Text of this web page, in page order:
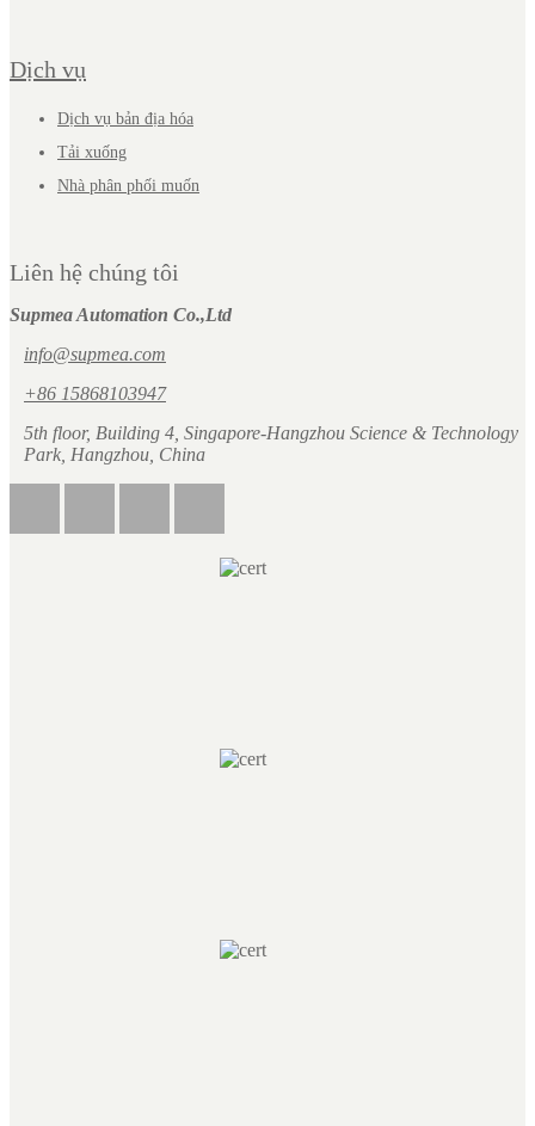
Dịch vụ
Dịch vụ bản địa hóa
Tải xuống
Nhà phân phối muốn
Liên hệ chúng tôi
Supmea Automation Co.,Ltd
info@supmea.com
+86 15868103947
5th floor, Building 4, Singapore-Hangzhou Science & Technology
Park, Hangzhou, China